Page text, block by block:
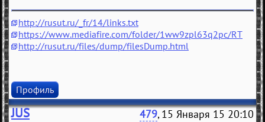
http://rusut.ru/_fr/14/links.txt
https://www.mediafire.com/folder/1ww9zpl63q2pc/RT
http://rusut.ru/files/dump/filesDump.html
Профиль
JUS 479, 15 Января 15 20:10